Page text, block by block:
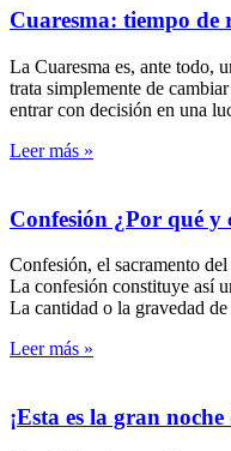
Cuaresma: tiempo de
La Cuaresma es, ante todo,
trata simplemente de
entrar con decisión en una
Leer más »
Confesión ¿Por qué y
Confesión, el sacramento
La confesión constituye así
La cantidad o la gravedad
Leer más »
¡Esta es la gran